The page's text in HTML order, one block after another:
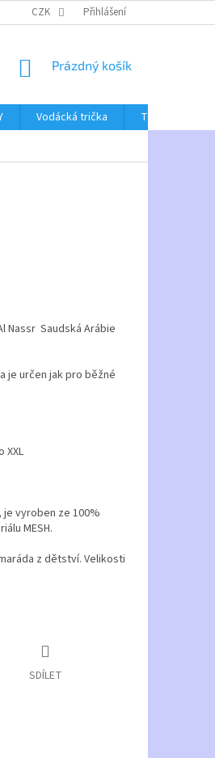
CZK Přihlášení
NÁKUPNÍ
Prázdný košík
Vodácká trička
Textil bez
Nassr Saudská Arábie
je určen jak pro běžné
je vyroben ze 100%
MESH.
z dětství. Velikosti
SDÍLET